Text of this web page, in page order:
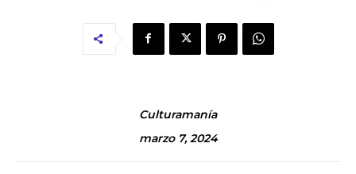
Culturamanía
marzo 7, 2024